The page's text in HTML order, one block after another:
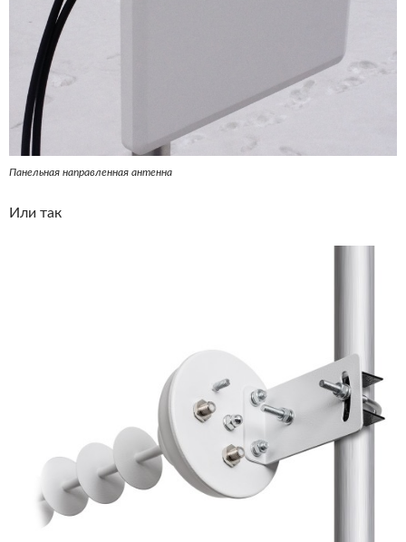
Панельная направленная антенна
Или так